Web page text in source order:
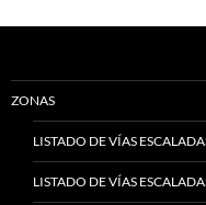
ZONAS
LISTADO DE VÍAS
LISTADO DE VÍAS